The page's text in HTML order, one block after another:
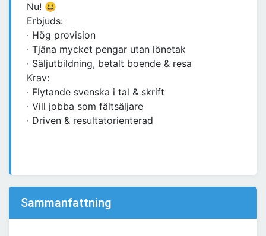
Nu! 😃
Erbjuds:
∙ Hög provision
∙ Tjäna mycket pengar utan lönetak
∙ Säljutbildning, betalt boende & resa
Krav:
∙ Flytande svenska i tal & skrift
∙ Vill jobba som fältsäljare
∙ Driven & resultatorienterad
Sammanfattning